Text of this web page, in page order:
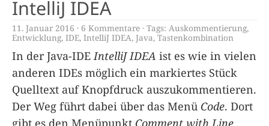
IntelliJ IDEA
11. Januar 2016 6 Kommentare Tags: Auskommentierung,
Entwicklung, IDE, IntelliJ IDEA, Java, Tastenkombination
In der Java-IDE IntelliJ IDEA ist es wie in vielen
anderen IDEs möglich ein markiertes Stück
Quelltext auf Knopfdruck auszukommentieren.
Der Weg führt dabei über das Menü Code. Dort
gibt es den Menüpunkt Comment with Line